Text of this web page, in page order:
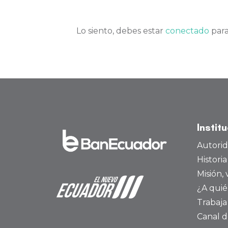
Lo siento, debes estar conectado
Misión,
¿A
Canal